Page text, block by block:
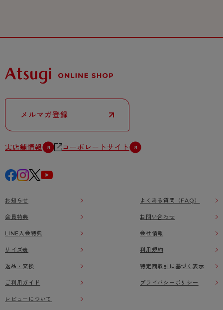
メルマガ登録
実店舗情報 コーポレートサイト
お知らせ
会員特典
LINE入会特典
サイズ表
返品・交換
ご利用ガイド
レビューについて
よくある質問（FAQ）
お問い合わせ
会社情報
利用規約
特定商取引に基づく表示
プライバシーポリシー